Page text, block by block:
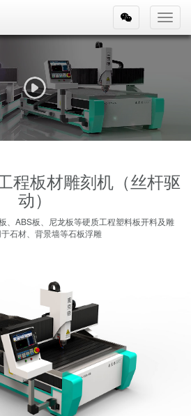
程板材雕刻机（丝杆驱
动）
、ABS板、尼龙板等硬质工程塑料板开料及雕
石材、背景墙等石板浮雕